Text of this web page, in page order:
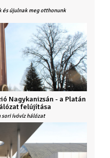
újulnak meg otthonunk
Nagykanizsán - a Platán
felújítása
sori ívóvíz hálózat